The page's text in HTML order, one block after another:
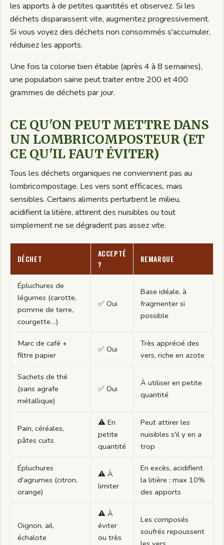
les apports à de petites quantités et observez. Si les
déchets disparaissent vite, augmentez progressivement.
Si vous voyez des déchets non consommés s'accumuler,
réduisez les apports.
Une fois la colonie bien établie (après 4 à 8 semaines),
une population saine peut traiter entre 200 et 400
grammes de déchets par jour.
CE QU'ON PEUT METTRE DANS
UN LOMBRICOMPOSTEUR (ET
CE QU'IL FAUT ÉVITER)
Tous les déchets organiques ne conviennent pas au
lombricompostage. Les vers sont efficaces, mais
sensibles. Certains aliments perturbent le milieu,
acidifient la litière, attirent des nuisibles ou tout
simplement ne se dégradent pas assez vite.
DÉCHET
ACCEPTÉ
?
REMARQUE
Épluchures de
légumes (carotte,
pomme de terre,
courgette…)
✅ Oui
Base idéale, à
fragmenter si
possible
Marc de café +
filtre papier
✅ Oui
Très apprécié des
vers, riche en azote
Sachets de thé
(sans agrafe
métallique)
✅ Oui
À utiliser en petite
quantité
Pain, céréales,
pâtes cuits
⚠️ En
petite
quantité
Peut attirer les
nuisibles s'il y en a
trop
Épluchures
d'agrumes (citron,
orange)
⚠️ À
limiter
En excès, acidifient
la litière ; max 10%
des apports
Oignon, ail,
échalote
⚠️ À
éviter
ou très
Les composés
soufrés repoussent